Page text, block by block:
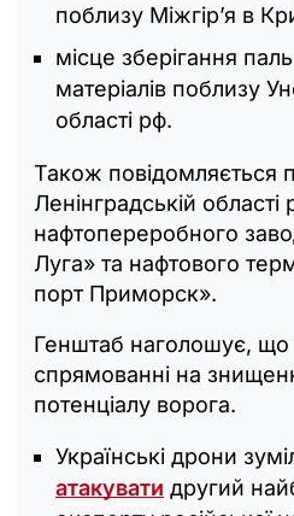
поблизу Міжгір’я в
місце зберігання
матеріалів поблизу
області рф.
Також повідомляється
Ленінградській області
нафтопереробного
Луга» та нафтового
порт Приморск».
Генштаб наголошує, що
спрямованні на
потенціалу ворога.
Українські дрони
атакувати другий